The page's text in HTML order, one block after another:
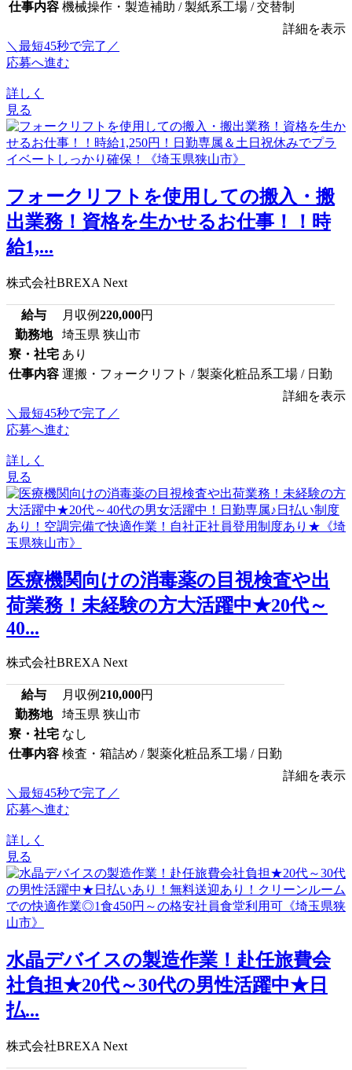
仕事内容 機械操作・製造補助 / 製紙系工場 / 交替制
詳細を表示
＼最短45秒で完了／
応募へ進む
詳しく
見る
フォークリフトを使用しての搬入・搬
出業務！資格を生かせるお仕事！！時
給1,...
株式会社BREXA Next
給与 月収例220,000円
勤務地
埼玉県 狭山市
寮・社宅 あり
仕事内容 運搬・フォークリフト / 製薬化粧品系工場 / 日勤
詳細を表示
＼最短45秒で完了／
応募へ進む
詳しく
見る
医療機関向けの消毒薬の目視検査や出
荷業務！未経験の方大活躍中★20代～
40...
株式会社BREXA Next
給与 月収例210,000円
勤務地
埼玉県 狭山市
寮・社宅 なし
仕事内容 検査・箱詰め / 製薬化粧品系工場 / 日勤
詳細を表示
＼最短45秒で完了／
応募へ進む
詳しく
見る
水晶デバイスの製造作業！赴任旅費会
社負担★20代～30代の男性活躍中★日
払...
株式会社BREXA Next